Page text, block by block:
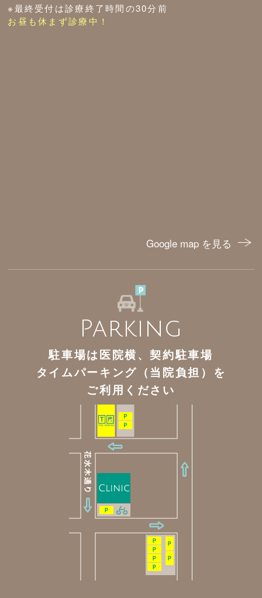
※最終受付は診療終了時間の30分前
お昼も休まず診療中！
Google map を見る
Parking
駐車場は医院横、契約駐車場
タイムパーキング（当院負担）を
ご利用ください